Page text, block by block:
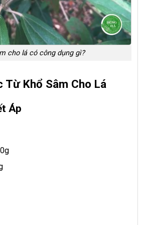
cho lá có công dụng gì?
Từ Khổ Sâm Cho Lá
Áp